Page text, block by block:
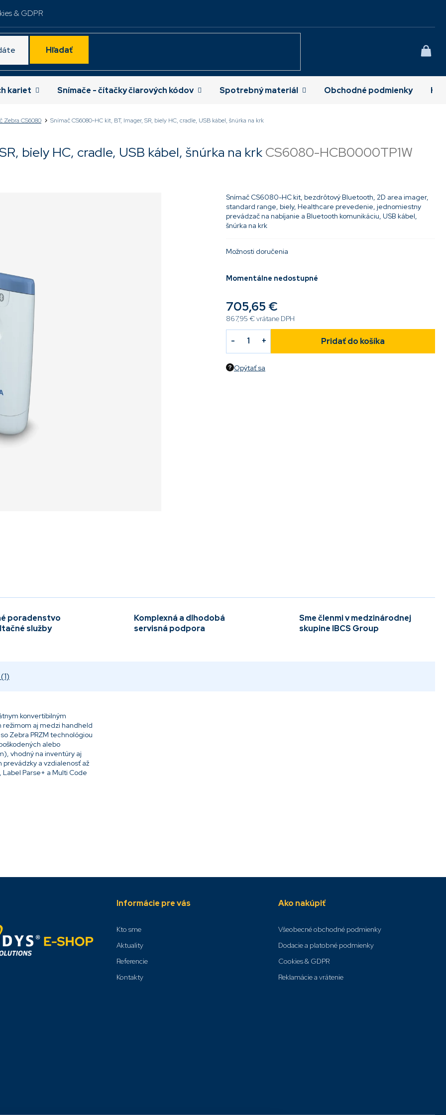
& GDPR
Hľadať
kariet Snímače - čítačky čiarových kódov Spotrebný materiál Obchodné podmienky
Zebra CS6080 Snímač CS6080-HC kit, BT, Imager, SR, biely HC, cradle, USB kábel, šnúrka na krk
biely HC, cradle, USB kábel, šnúrka na krk CS6080-HCB0000TP1W
705,65 €
867,95 € vrátane DPH
Momentálne nedostupné
Možnosti doručenia
Pridať do košíka
Snímač CS6080-HC kit, bezdrôtový Bluetooth, 2D area imager,
standard range, biely, Healthcare prevedenie, jednomiestny
prevádzač na nabíjanie a Bluetooth komunikáciu, USB kábel,
šnúrka na krk
Opýtať sa
poradenstvo
služby
Komplexná a dlhodobá
servisná podpora
Sme členmi v medzinárodnej
skupine IBCS Group
konvertibilným
režimom aj medzi handheld
Zebra PRZM technológiou
alebo
vhodný na inventúry aj
prevádzky a vzdialenosť až
Parse+ a Multi Code
Informácie pre vás
Kto sme
Aktuality
Referencie
Kontakty
Ako nakúpiť
Všeobecné obchodné podmienky
Dodacie a platobné podmienky
Cookies & GDPR
Reklamácie a vrátenie